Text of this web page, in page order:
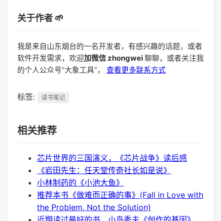
关于作者 🌱
我是来自山东烟台的一名开发者，有感兴趣的话题，或者
软件开发需求，欢迎加微信 zhongwei聊聊，或者关注我
的个人公众号“大象工具”， 查看更多联系方式
标签: 读书笔记
相关推荐
芯片世界的三国演义，《芯片战争》读后感
《岩田先生：任天堂传奇社长如是说》
小林制药的《小池大鱼》
推荐本书《做难而正确的事》(Fall in Love with
the Problem, Not the Solution)